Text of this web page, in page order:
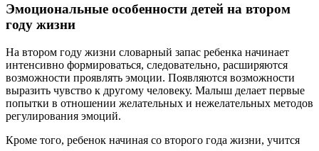
Эмоциональные особенности детей на втором
году жизни
На втором году жизни словарный запас ребенка начинает
интенсивно формироваться, следовательно, расширяются
возможности проявлять эмоции. Появляются возможности
выразить чувство к другому человеку. Малыш делает первые
попытки в отношении желательных и нежелательных методов
регулирования эмоций.
Кроме того, ребенок начиная со второго года жизни, учится